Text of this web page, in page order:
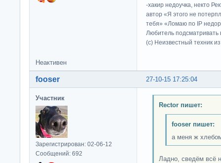
-хакир недоучка, некто
автор «Я этого не
тебя» «Ломаю по IP
Любитель подсматривать
(c) Неизвестный техник
Неактивен
27-10-15 17:25:04
fooser
Участник
Зарегистрирован: 02-06-12
Сообщений: 692
Rector пишет:
fooser пишет:
а меня ж
Ладно, сведём всё